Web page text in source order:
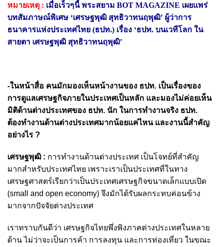
หมายเหตุ : เมื่อเร็วๆนี้ พระสยาม BOT MAGAZINE เผยแพร่
บทสัมภาษณ์พิเศษ ‘เศรษฐพุฒิ สุทธิวาทนฤพุฒิ’ ผู้ว่าการ
ธนาคารแห่งประเทศไทย (ธปท.) เรื่อง ‘ธปท. บนเวทีโลก ใน
สายตา เศรษฐพุฒิ สุทธิวาทนฤพุฒิ’
-ในหน้าสื่อ คนมักมองเห็นหน้างานของ ธปท. เป็นเรื่องของ
การดูแลเศรษฐกิจภายในประเทศเป็นหลัก และมองไม่ค่อยเห็น
มิติด้านต่างประเทศของ ธปท. นัก ในการทำงานจริง ธปท.
ต้องทำงานด้านต่างประเทศมากน้อยแค่ไหน และงานนี้สำคัญ
อย่างไร ?
เศรษฐพุฒิ : การทำงานด้านต่างประเทศ เป็นโจทย์ที่สำคัญ
มากสำหรับประเทศไทย เพราะเราเป็นประเทศที่ในทาง
เศรษฐศาสตร์เรียกว่าเป็นประเทศเศรษฐกิจขนาดเล็กแบบเปิด
(small and open economy) จึงมักได้รับผลกระทบค่อนข้าง
มากจากปัจจัยต่างประเทศ
เราทราบกันดีว่า เศรษฐกิจไทยพึ่งพิงภาคต่างประเทศในหลาย
ด้าน ไม่ว่าจะเป็นการค้า การลงทุน และการท่องเที่ยว ในขณะ